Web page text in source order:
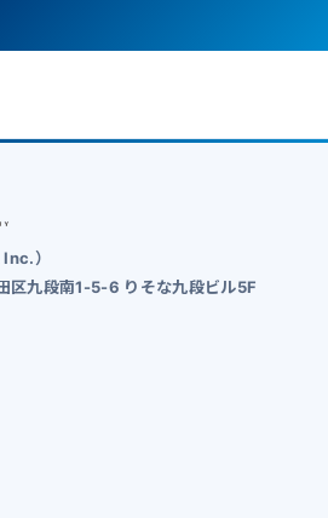
）
区九段南1-5-6 りそな九段ビル5F